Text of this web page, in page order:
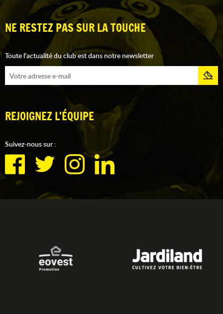
NE RESTEZ PAS SUR LA TOUCHE
Toute l'actualité du club est dans notre newsletter
REJOIGNEZ L'ÉQUIPE
Suivez-nous sur :